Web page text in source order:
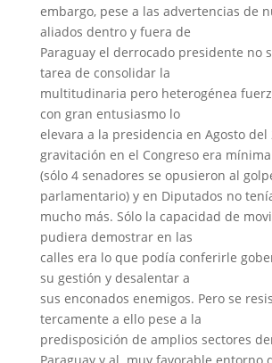
embargo, pese a las advertencias de
aliados dentro y fuera de
Paraguay el derrocado presidente no
tarea de consolidar la
multitudinaria pero heterogénea
con gran entusiasmo lo
elevara a la presidencia en Agosto del
gravitación en el Congreso era mínima
(sólo 4 senadores se opusieron al
parlamentario) y en Diputados no
mucho más. Sólo la capacidad de
pudiera demostrar en las
calles era lo que podía conferirle
su gestión y desalentar a
sus enconados enemigos. Pero se
tercamente a ello pese a la
predisposición de amplios sectores
Paraguay y al muy favorable entorno